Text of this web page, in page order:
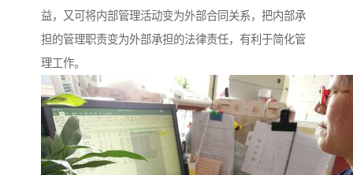
益，又可将内部管理活动变为外部合同关系，把内部承
担的管理职责变为外部承担的法律责任，有利于简化管
理工作。